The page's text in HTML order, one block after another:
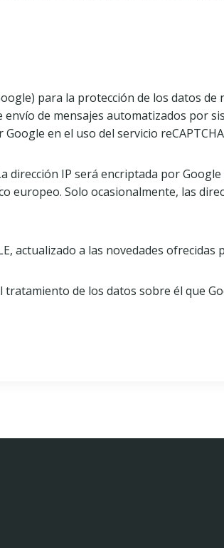
para la protección de los datos
de mensajes automatizados por
en el uso del servicio
dirección IP será encriptada por
europeo. Solo ocasionalmente, las
actualizado a las novedades
tratamiento de los datos sobre él que